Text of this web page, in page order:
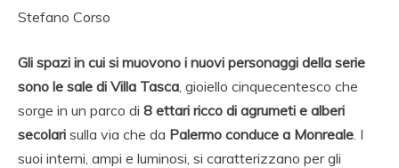
Stefano Corso
Gli spazi in cui si muovono i nuovi personaggi della serie
sono le sale di Villa Tasca , gioiello cinquecentesco che
sorge in un parco di 8 ettari ricco di agrumeti e alberi
secolari sulla via che da Palermo conduce a Monreale . I
suoi interni, ampi e luminosi, si caratterizzano per gli